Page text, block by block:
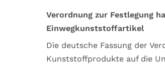
Verordnung zur Festlegung
Einwegkunststoffartikel
Die deutsche Fassung der
Kunststoffprodukte auf die